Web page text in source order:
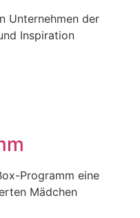
Unternehmen der
Inspiration
Programm eine
Mädchen